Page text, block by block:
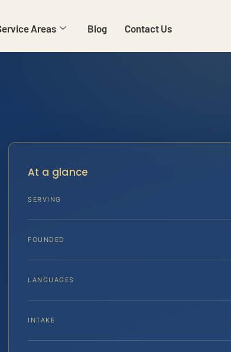
Areas Blog Contact Us
At a glance
SERVING
FOUNDED
LANGUAGES
INTAKE